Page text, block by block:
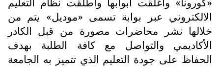
الالكتروني عبر بوابة تسمى «موديل» يتم من
خلالها نشر محاضرات مصورة من قبل الكادر
الأكاديمي والتواصل مع كافة الطلبة بهدف
الحفاظ على جودة التعليم الذي تتميز به الجامعة